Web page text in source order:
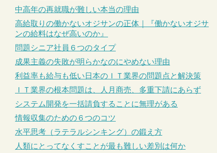
中高年の再就職が難しい本当の理由
高給取りの働かないオジサンの正体｜『働かないオジサ
ンの給料はなぜ高いのか』
問題シニア社員６つのタイプ
成果主義の失敗が明らかなのにやめない理由
利益率も給与も低い日本のＩＴ業界の問題点と解決策
ＩＴ業界の根本問題は、人月商売、多重下請にあらず
システム開発を一括請負することに無理がある
情報収集のための６つのコツ
水平思考（ラテラルシンキング）の鍛え方
人類にとってなくすことが最も難しい差別は何か